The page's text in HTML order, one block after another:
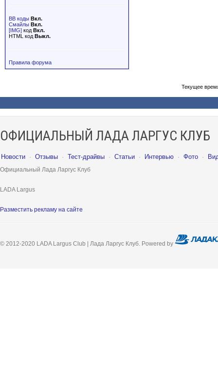
BB коды Вкл.
Смайлы Вкл.
[IMG] код Вкл.
HTML код Выкл.
Правила форума
Текущее
ОФИЦИАЛЬНЫЙ ЛАДА ЛАРГУС КЛУБ
Новости · Отзывы · Тест-драйвы · Статьи · Интервью · Фото ·
Официальный Лада Ларгус Клуб
LADA Largus
Разместить рекламу на сайте
© 2012-2020 LADA Largus Club | Лада Ларгус Клуб. Powered by